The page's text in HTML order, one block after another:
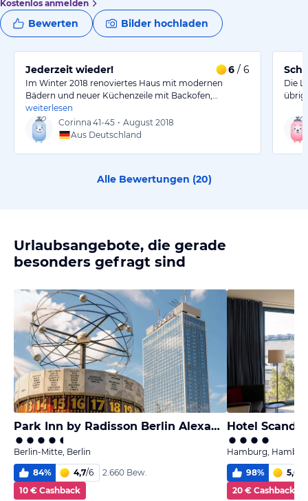
Kostenlos anmelden
Bewerten Bilder hochladen
Jederzeit wieder! 6 / 6
Im Winter 2018 renoviertes Haus mit modernen
Bädern und neuer Küchenzeile mit Backofen,…
weiterlesen
Corinna 41-45 • August 2018
Aus Deutschland
Die
übrig
Alle Bewertungen (20)
Urlaubsangebote, die gerade
besonders gefragt sind
Park Inn by Radisson Berlin Alexanderplatz
Berlin-Mitte, Berlin
84% 4,7/6
2.660 Bew.
10 € Cashback
Hotel
Hamburg,
98% 5,6
20 € Cashback